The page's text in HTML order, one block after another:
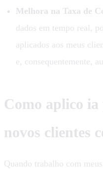
Melhora na Taxa de
dados em tempo real,
aplicados aos meus
e, consequentemente,
Como aplico
novos clientes
Quando trabalho com